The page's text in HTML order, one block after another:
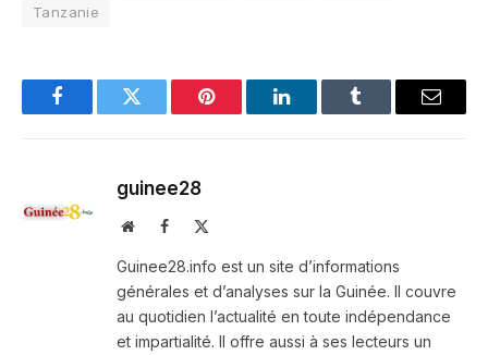
Tanzanie
FacebookTwitter Pinterest LinkedInTumblr Email
guinee28
WebsiteFacebook
Guinee28.info est un site d’informations
générales et d’analyses sur la Guinée. Il couvre
au quotidien l’actualité en toute indépendance
et impartialité. Il offre aussi à ses lecteurs un